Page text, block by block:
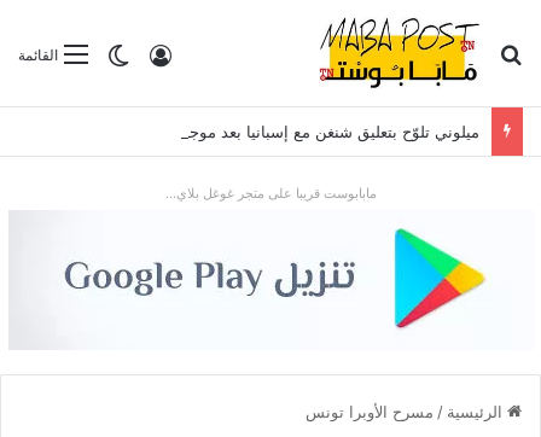
القائمةالوضع
تسجيل الدخول بحث عن
ميلوني تلوّح بتعليق شنغن مع إسبانيا بعد موجة الهجرة في سبتة
مابابوست قريبا على متجر غوغل بلاي...
الرئيسية / مسرح الأوبرا تونس